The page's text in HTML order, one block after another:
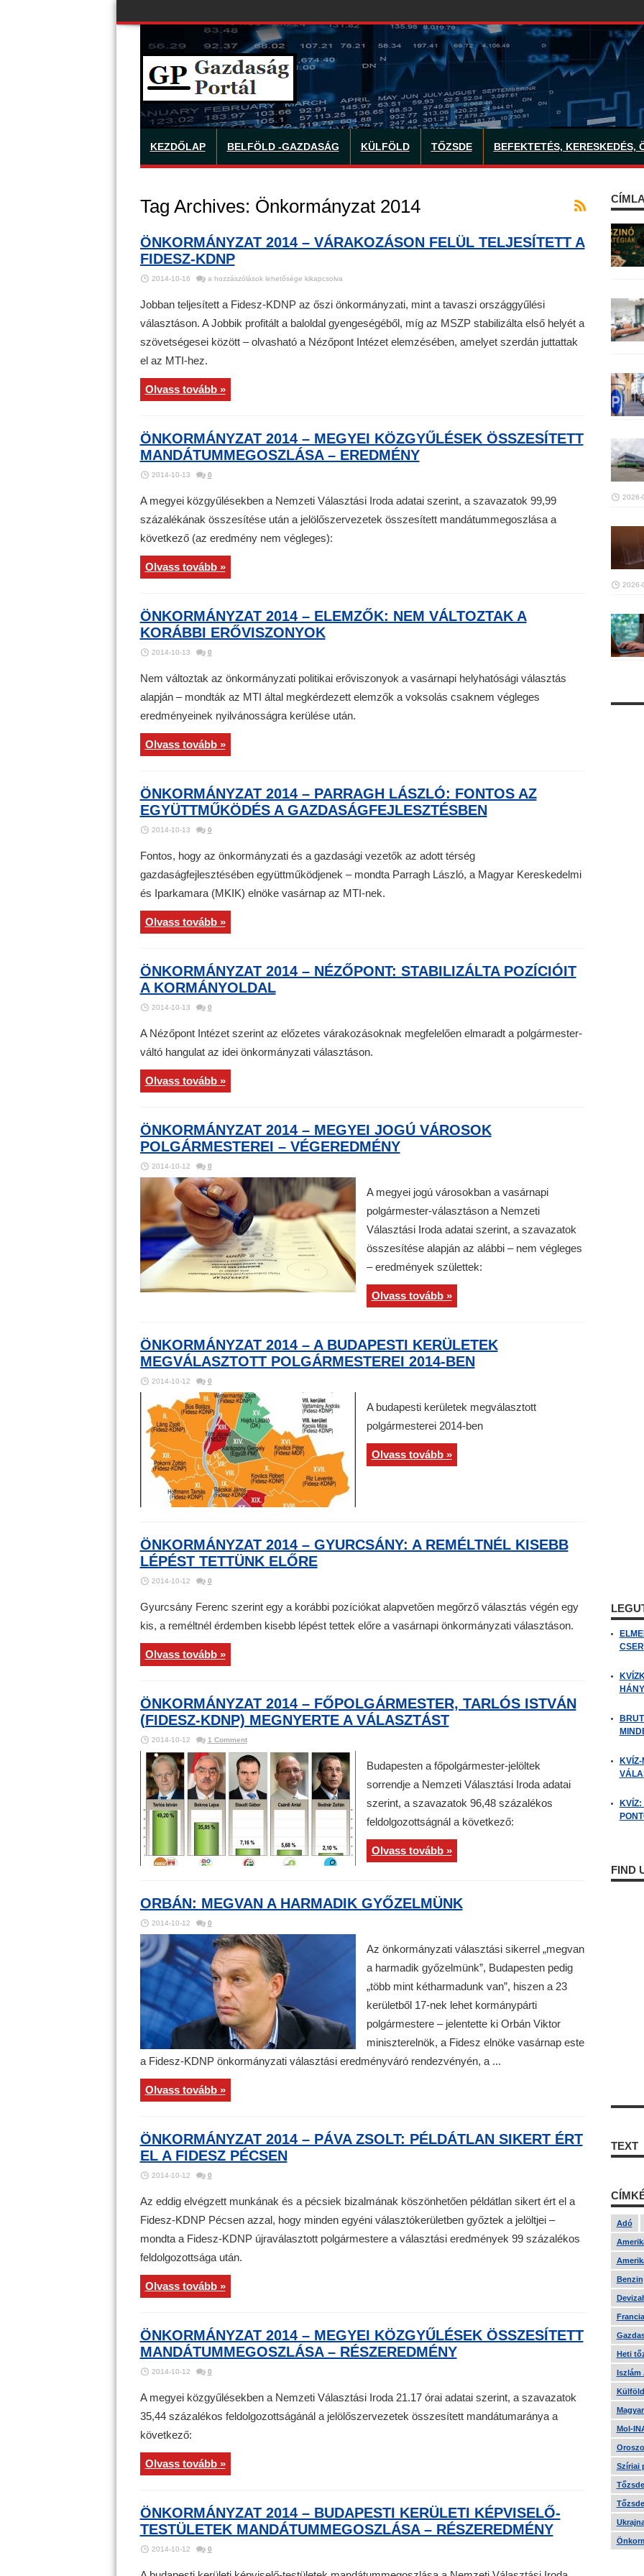
KEZDŐLAP BELFÖLD -GAZDASÁG KÜLFÖLD TŐZSDE BEFEKTETÉS, KERESKEDÉS,
Tag Archives: Önkormányzat 2014
ÖNKORMÁNYZAT 2014 – VÁRAKOZÁSON FELÜL TELJESÍTETT A
FIDESZ-KDNP
2014-10-16
Önkormányzat
Várakozáson
felül
a
KDNP
a hozzászólások lehetősége kikapcsolva
Jobban teljesített a Fidesz-KDNP az őszi önkormányzati, mint a tavaszi országgyűlési
választáson. A Jobbik profitált a baloldal gyengeségéből, míg az MSZP stabilizálta első helyét a
szövetségesei között – olvasható a Nézőpont Intézet elemzésében, amelyet szerdán juttattak
el az MTI-hez.
Olvass tovább »
ÖNKORMÁNYZAT 2014 – MEGYEI KÖZGYŰLÉSEK ÖSSZESÍTETT
MANDÁTUMMEGOSZLÁSA – EREDMÉNY
2014-10-13 0
A megyei közgyűlésekben a Nemzeti Választási Iroda adatai szerint, a szavazatok 99,99
százalékának összesítése után a jelölőszervezetek összesített mandátummegoszlása a
következő (az eredmény nem végleges):
Olvass tovább »
ÖNKORMÁNYZAT 2014 – ELEMZŐK: NEM VÁLTOZTAK A
KORÁBBI ERŐVISZONYOK
2014-10-13 0
Nem változtak az önkormányzati politikai erőviszonyok a vasárnapi helyhatósági választás
alapján – mondták az MTI által megkérdezett elemzők a voksolás csaknem végleges
eredményeinek nyilvánosságra kerülése után.
Olvass tovább »
ÖNKORMÁNYZAT 2014 – PARRAGH LÁSZLÓ: FONTOS AZ
EGYÜTTMŰKÖDÉS A GAZDASÁGFEJLESZTÉSBEN
2014-10-13 0
Fontos, hogy az önkormányzati és a gazdasági vezetők az adott térség
gazdaságfejlesztésében együttműködjenek – mondta Parragh László, a Magyar Kereskedelmi
és Iparkamara (MKIK) elnöke vasárnap az MTI-nek.
Olvass tovább »
ÖNKORMÁNYZAT 2014 – NÉZŐPONT: STABILIZÁLTA POZÍCIÓIT
A KORMÁNYOLDAL
2014-10-13 0
A Nézőpont Intézet szerint az előzetes várakozásoknak megfelelően elmaradt a polgármester-
váltó hangulat az idei önkormányzati választáson.
Olvass tovább »
ÖNKORMÁNYZAT 2014 – MEGYEI JOGÚ VÁROSOK
POLGÁRMESTEREI – VÉGEREDMÉNY
2014-10-12 0
A megyei jogú városokban a vasárnapi
polgármester-választáson a Nemzeti
Választási Iroda adatai szerint, a szavazatok
összesítése alapján az alábbi – nem végleges
– eredmények születtek:
Olvass tovább »
ÖNKORMÁNYZAT 2014 – A BUDAPESTI KERÜLETEK
MEGVÁLASZTOTT POLGÁRMESTEREI 2014-BEN
2014-10-12 0
A budapesti kerületek megválasztott
polgármesterei 2014-ben
Olvass tovább »
ÖNKORMÁNYZAT 2014 – GYURCSÁNY: A REMÉLTNÉL KISEBB
LÉPÉST TETTÜNK ELŐRE
2014-10-12 0
Gyurcsány Ferenc szerint egy a korábbi pozíciókat alapvetően megőrző választás végén egy
kis, a reméltnél érdemben kisebb lépést tettek előre a vasárnapi önkormányzati választáson.
Olvass tovább »
ÖNKORMÁNYZAT 2014 – FŐPOLGÁRMESTER, TARLÓS ISTVÁN
(FIDESZ-KDNP) MEGNYERTE A VÁLASZTÁST
2014-10-12 1 Comment
Budapesten a főpolgármester-jelöltek
sorrendje a Nemzeti Választási Iroda adatai
szerint, a szavazatok 96,48 százalékos
feldolgozottságnál a következő:
Olvass tovább »
ORBÁN: MEGVAN A HARMADIK GYŐZELMÜNK
2014-10-12 0
Az önkormányzati választási sikerrel „megvan
a harmadik győzelmünk”, Budapesten pedig
„több mint kétharmadunk van”, hiszen a 23
kerületből 17-nek lehet kormánypárti
polgármestere – jelentette ki Orbán Viktor
miniszterelnök, a Fidesz elnöke vasárnap este
a Fidesz-KDNP önkormányzati választási eredményváró rendezvényén, a ...
Olvass tovább »
ÖNKORMÁNYZAT 2014 – PÁVA ZSOLT: PÉLDÁTLAN SIKERT ÉRT
EL A FIDESZ PÉCSEN
2014-10-12 0
Az eddig elvégzett munkának és a pécsiek bizalmának köszönhetően példátlan sikert ért el a
Fidesz-KDNP Pécsen azzal, hogy minden egyéni választókerületben győztek a jelöltjei –
mondta a Fidesz-KDNP újraválasztott polgármestere a választási eredmények 99 százalékos
feldolgozottsága után.
Olvass tovább »
ÖNKORMÁNYZAT 2014 – MEGYEI KÖZGYŰLÉSEK ÖSSZESÍTETT
MANDÁTUMMEGOSZLÁSA – RÉSZEREDMÉNY
2014-10-12 0
A megyei közgyűlésekben a Nemzeti Választási Iroda 21.17 órai adatai szerint, a szavazatok
35,44 százalékos feldolgozottságánál a jelölőszervezetek összesített mandátumaránya a
következő:
Olvass tovább »
ÖNKORMÁNYZAT 2014 – BUDAPESTI KERÜLETI KÉPVISELŐ-
TESTÜLETEK MANDÁTUMMEGOSZLÁSA – RÉSZEREDMÉNY
2014-10-12 0
2026-
2026-
FIND
TEXT
Adó
Benzin
Heti
Iszlám
Mol-
Szíriai